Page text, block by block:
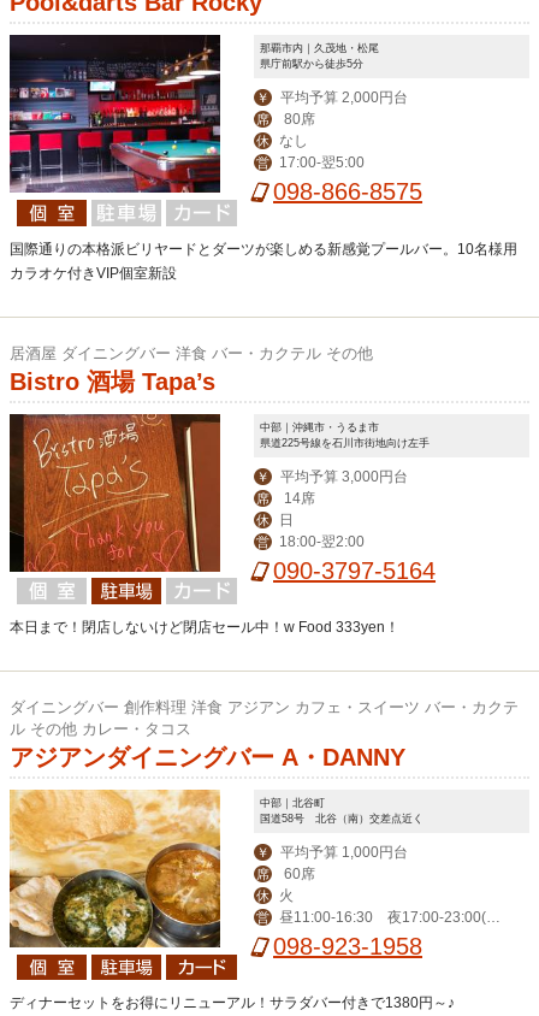
那覇市内｜久茂地・松尾
県庁前駅から徒歩5分
￥ 平均予算 2,000円台
席 80席
休 なし
営 17:00-翌5:00
098-866-8575
国際通りの本格派ビリヤードとダーツが楽しめる新感覚プールバー。10名様用
カラオケ付きVIP個室新設
居酒屋 ダイニングバー 洋食 バー・カクテル その他
Bistro 酒場 Tapa’s
中部｜沖縄市・うるま市
県道225号線を石川市街地向け左手
￥ 平均予算 3,000円台
席 14席
休 日
営 18:00-翌2:00
090-3797-5164
本日まで！閉店しないけど閉店セール中！w Food 333yen！
ダイニングバー 創作料理 洋食 アジアン カフェ・スイーツ バー・カクテ
ル その他 カレー・タコス
アジアンダイニングバー A・DANNY
中部｜北谷町
国道58号 北谷（南）交差点近く
￥ 平均予算 1,000円台
席 60席
休 火
営
昼11:00-16:30 夜17:00‐23:00(L
O 22:00)、金土24:00（LO 23:00）
098-923-1958
ディナーセットをお得にリニューアル！サラダバー付きで1380円～♪